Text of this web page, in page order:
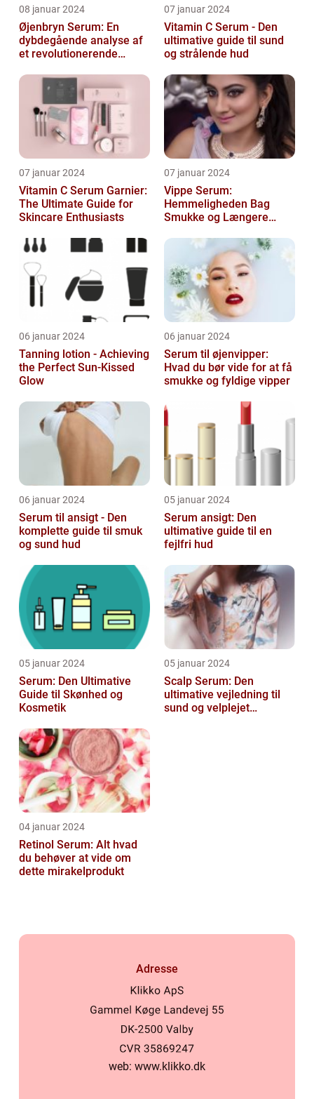
08 januar 2024
Øjenbryn Serum: En
dybdegående analyse af
et revolutionerende
07 januar 2024
Vitamin C Serum - Den
ultimative guide til sund
og strålende hud
07 januar 2024
Vitamin C Serum Garnier:
The Ultimate Guide for
Skincare Enthusiasts
07 januar 2024
Vippe Serum:
Hemmeligheden Bag
Smukke og Længere
06 januar 2024
Tanning lotion - Achieving
the Perfect Sun-Kissed
Glow
06 januar 2024
Serum til øjenvipper:
Hvad du bør vide for at få
smukke og fyldige vipper
06 januar 2024
Serum til ansigt - Den
komplette guide til smuk
og sund hud
05 januar 2024
Serum ansigt: Den
ultimative guide til en
fejlfri hud
05 januar 2024
Serum: Den Ultimative
Guide til Skønhed og
Kosmetik
05 januar 2024
Scalp Serum: Den
ultimative vejledning til
sund og velplejet
04 januar 2024
Retinol Serum: Alt hvad
du behøver at vide om
dette mirakelprodukt
Adresse
web: www.klikko.dk